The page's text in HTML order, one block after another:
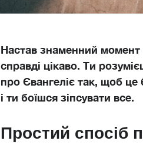
Настав знаменний
справді цікаво. Ти
про Євангеліє так, щоб це
і ти боїшся зіпсувати все.
Простий спосіб